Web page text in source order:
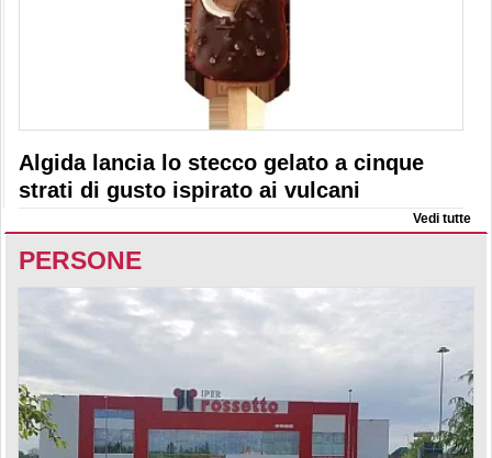
Algida lancia lo stecco gelato a cinque
strati di gusto ispirato ai vulcani
Vedi tutte
PERSONE